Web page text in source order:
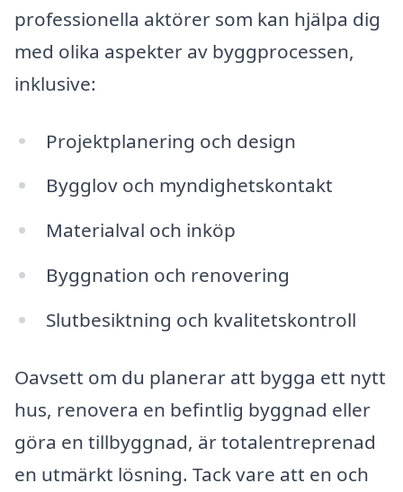
professionella aktörer som kan hjälpa dig
med olika aspekter av byggprocessen,
inklusive:
Projektplanering och design
Bygglov och myndighetskontakt
Materialval och inköp
Byggnation och renovering
Slutbesiktning och kvalitetskontroll
Oavsett om du planerar att bygga ett nytt
hus, renovera en befintlig byggnad eller
göra en tillbyggnad, är totalentreprenad
en utmärkt lösning. Tack vare att en och